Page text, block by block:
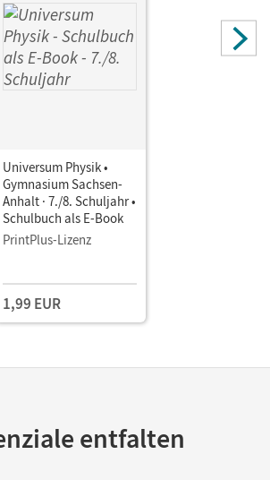
Universum Physik •
Gymnasium Sachsen-
Anhalt · 7./8. Schuljahr •
Schulbuch als E-Book
PrintPlus-Lizenz
1,99 EUR
entfalten